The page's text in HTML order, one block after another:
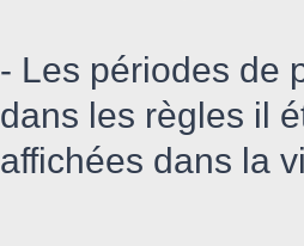
- Les périodes de
dans les règles il
affichées dans la